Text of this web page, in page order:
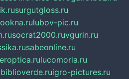
surgutgloss.ru
lubov-pic.ru
socrat2000.ruvgurin.ru
sabeonline.ru
lucomoria.ru
biblioverde.ruigro-pictures.ru